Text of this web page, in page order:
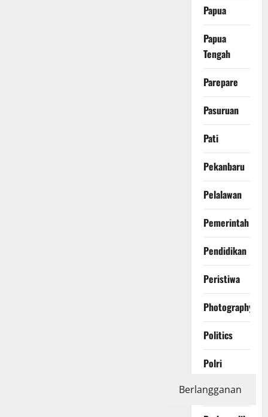
Papua
Papua
Tengah
Parepare
Pasuruan
Pati
Pekanbaru
Pelalawan
Pemerintah
Pendidikan
Peristiwa
Photography
Politics
Polri
Pontianak
Berlangganan